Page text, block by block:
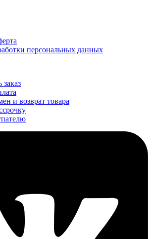
персональных данных
и возврат товара